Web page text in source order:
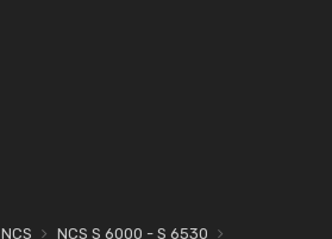
NCS
NCS S 6000 - S 6530